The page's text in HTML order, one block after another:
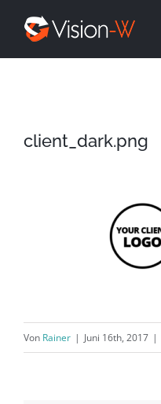
client_dark.png
Von Rainer | Juni 16th, 2017 |